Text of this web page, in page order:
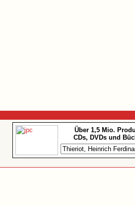
Über 1,5 Mio.
CDs, DVDs und